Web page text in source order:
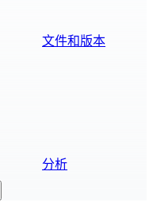
文件和版本
分析